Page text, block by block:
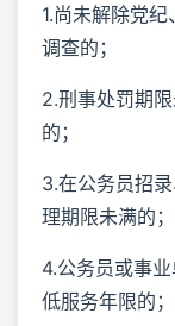
1.尚未解除党
调查的；
2.刑事处罚期
的；
3.在公务员招
理期限未满的；
4.公务员或事
低服务年限的；